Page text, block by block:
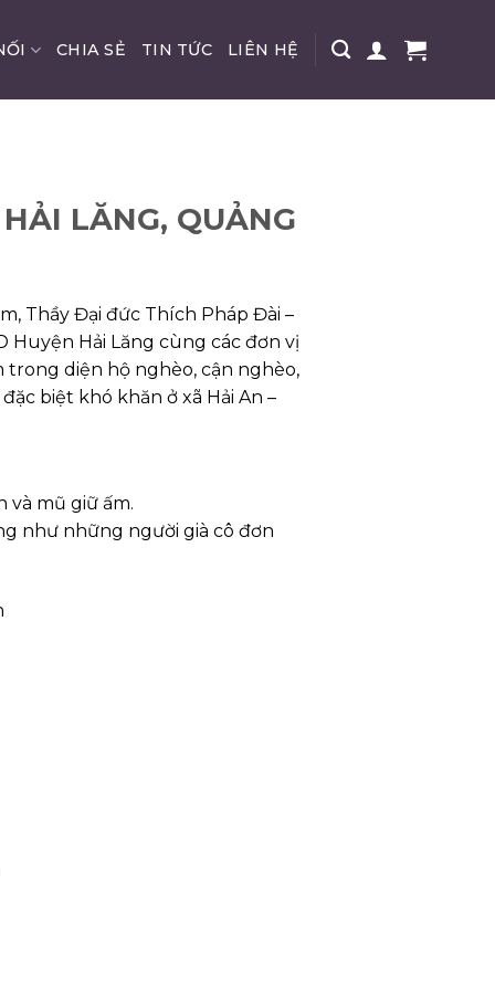
CHIA SẺ TIN TỨC LIÊN HỆ
LĂNG, QUẢNG
Thầy Đại đức Thích Pháp Đài –
Huyện Hải Lăng cùng các đơn vị
diện hộ nghèo, cận nghèo,
biệt khó khăn ở xã Hải An –
và mũ giữ ấm.
như những người già cô đơn